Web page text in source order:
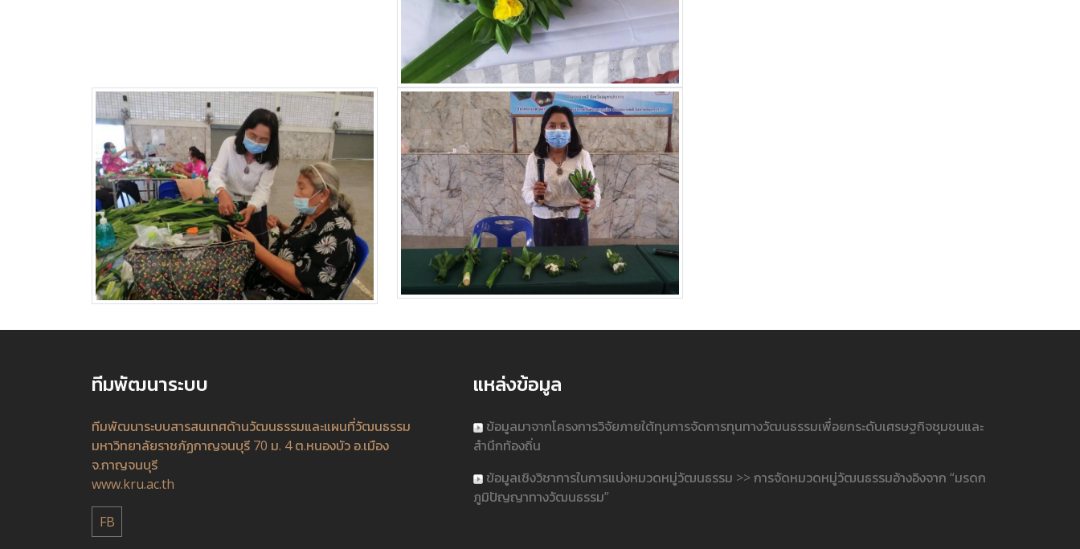
ทีมพัฒนาระบบ
ทีมพัฒนาระบบสารสนเทศด้านวัฒนธรรมและแผนที่วัฒนธรรม
มหาวิทยาลัยราชภัฏกาญจนบุรี 70 ม. 4 ต.หนองบัว อ.เมือง
จ.กาญจนบุรี
www.kru.ac.th
FB
แหล่งข้อมูล
ข้อมูลมาจากโครงการวิจัยภายใต้ทุนการจัดการทุนทางวัฒนธรรมเพื่อยกระดับเศรษฐกิจชุมชนและ
สำนึกท้องถิ่น
ข้อมูลเชิงวิชาการในการแบ่งหมวดหมู่วัฒนธรรม >> การจัดหมวดหมู่วัฒนธรรมอ้างอิงจาก “มรดก
ภูมิปัญญาทางวัฒนธรรม”